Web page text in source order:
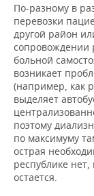
По-разному в
перевозки
другой район
сопровождении
больной
возникает
(например, как
выделяет
поэтому
по максимуму
острая
республике
остается.